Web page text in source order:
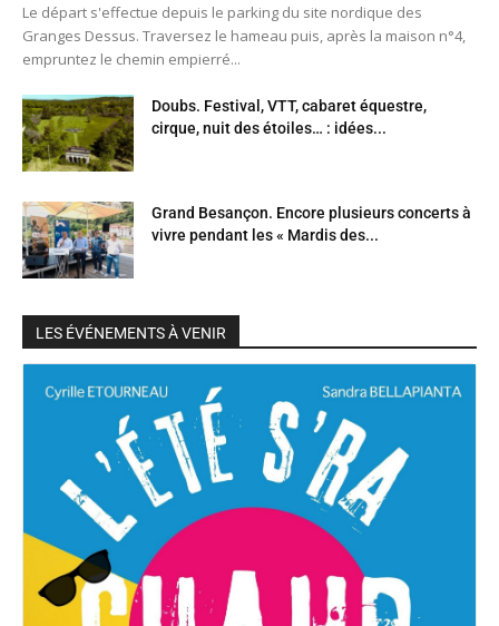
Le départ s'effectue depuis le parking du site nordique des
Granges Dessus. Traversez le hameau puis, après la maison n°4,
empruntez le chemin empierré...
Doubs. Festival, VTT, cabaret équestre,
cirque, nuit des étoiles… : idées...
Grand Besançon. Encore plusieurs concerts à
vivre pendant les « Mardis des...
LES ÉVÉNEMENTS À VENIR